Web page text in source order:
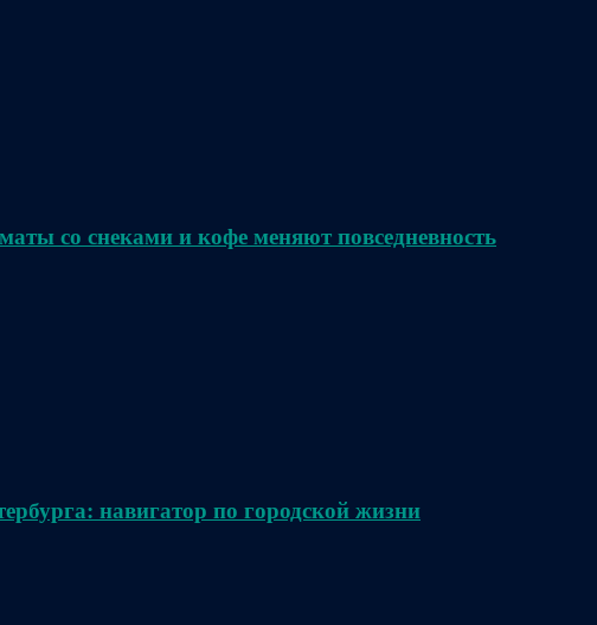
со снеками и кофе меняют повседневность
навигатор по городской жизни